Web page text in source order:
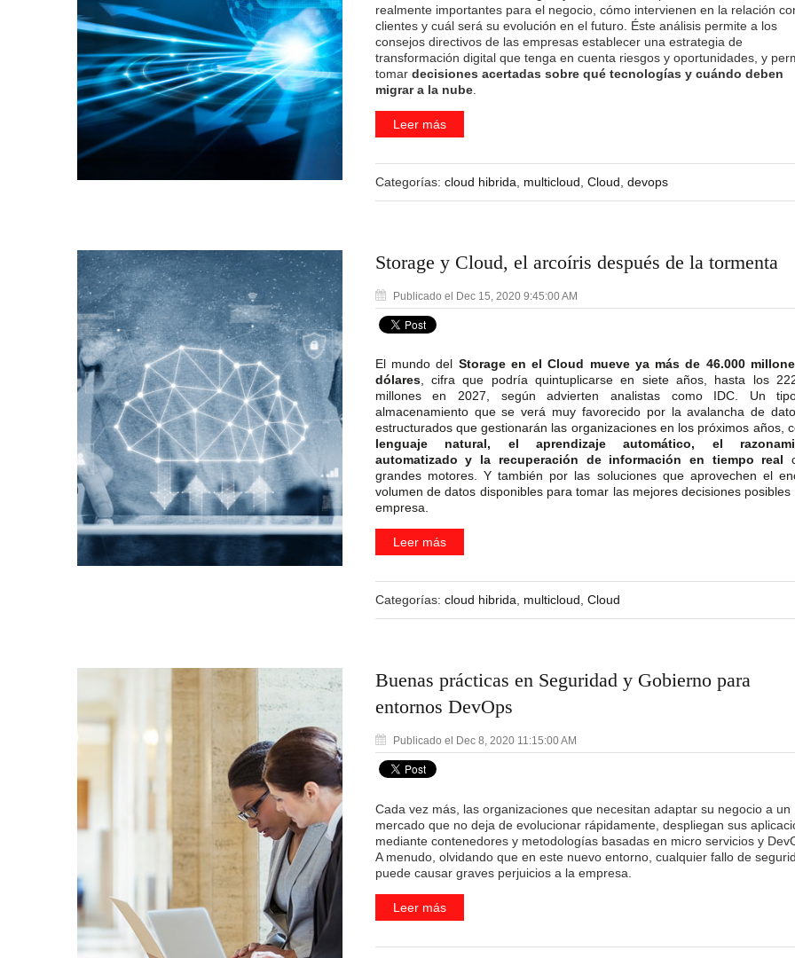
realmente importantes para el negocio, cómo intervienen en la relación
clientes y cuál será su evolución en el futuro. Éste análisis permite a los
consejos directivos de las empresas establecer una estrategia de
transformación digital que tenga en cuenta riesgos y oportunidades, y
tomar decisiones acertadas sobre qué tecnologías y cuándo deben
migrar a la nube.
Leer más
Categorías: cloud hibrida, multicloud, Cloud, devops
Storage y Cloud, el arcoíris después de la tormenta
Publicado el Dec 15, 2020 9:45:00 AM
El mundo del Storage en el Cloud mueve ya más de 46.000
dólares, cifra que podría quintuplicarse en siete años, hasta los
millones en 2027, según advierten analistas como IDC. Un
almacenamiento que se verá muy favorecido por la avalancha de
estructurados que gestionarán las organizaciones en los próximos años,
lenguaje natural, el aprendizaje automático, el
automatizado y la recuperación de información en tiempo real
grandes motores. Y también por las soluciones que aprovechen el
volumen de datos disponibles para tomar las mejores decisiones posibles
empresa.
Leer más
Categorías: cloud hibrida, multicloud, Cloud
Buenas prácticas en Seguridad y Gobierno para
entornos DevOps
Publicado el Dec 8, 2020 11:15:00 AM
Cada vez más, las organizaciones que necesitan adaptar su negocio a un
mercado que no deja de evolucionar rápidamente, despliegan sus
mediante contenedores y metodologías basadas en micro servicios y
A menudo, olvidando que en este nuevo entorno, cualquier fallo de
puede causar graves perjuicios a la empresa.
Leer más